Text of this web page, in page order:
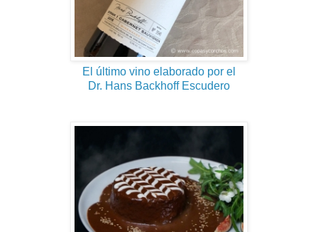
El último vino elaborado por el
Dr. Hans Backhoff Escudero